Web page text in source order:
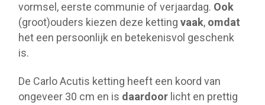
vormsel, eerste communie of verjaardag. Ook
(groot)ouders kiezen deze ketting vaak, omdat
het een persoonlijk en betekenisvol geschenk
is.
De Carlo Acutis ketting heeft een koord van
ongeveer 30 cm en is daardoor licht en prettig